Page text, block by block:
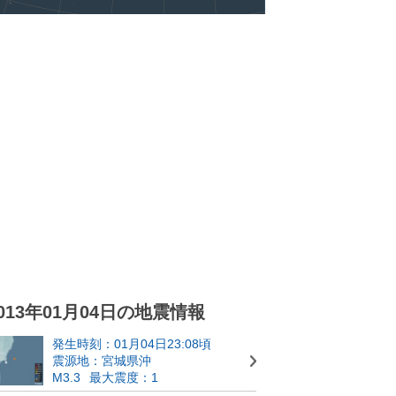
年01月04日の地震情報
発生時刻：01月04日23:08頃
震源地：宮城県沖
M3.3
最大震度：1